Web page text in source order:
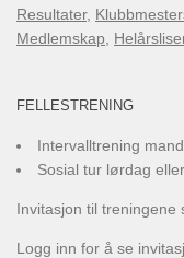
Resultater,
Medlemskap
FELLESTRENING
Intervalltrening
Sosial tur lørdag
Invitasjon til treningene
Logg inn for å se